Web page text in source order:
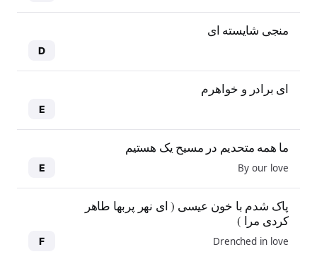
منجی شایسته ای
D
ای برادر و خواهرم
E
ما همه متحدیم در مسیح یک هستیم
By our love
E
پاک شدم با خون عیسی ( ای نهر پربها طاهر
کردی مرا )
Drenched in love
F